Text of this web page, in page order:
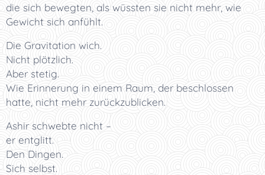
die sich bewegten, als wüssten sie nicht mehr, wie
Gewicht sich anfühlt.
Die Gravitation wich.
Nicht plötzlich.
Aber stetig.
Wie Erinnerung in einem Raum, der beschlossen
hatte, nicht mehr zurückzublicken.
Ashir schwebte nicht –
er entglitt.
Den Dingen.
Sich selbst.